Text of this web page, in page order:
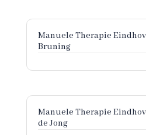
Manuele Therapie
Bruning
Manuele Therapie
de Jong